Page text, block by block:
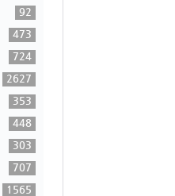
92
473
724
2627
353
448
303
707
1565